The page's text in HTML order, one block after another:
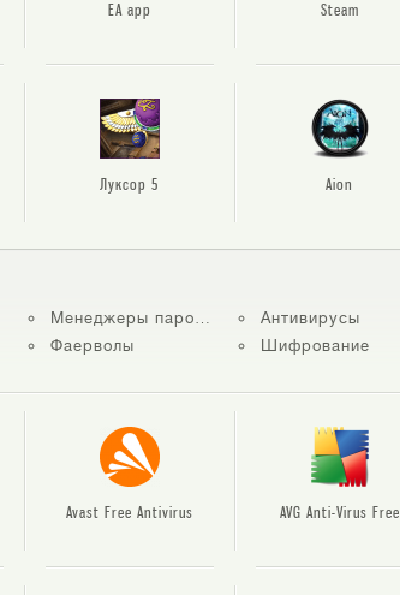
EA app Steam
Луксор 5 Aion
Менеджеры паролей
Фаерволы
Антивирусы
Шифрование
Avast Free Antivirus AVG Anti-Virus Free